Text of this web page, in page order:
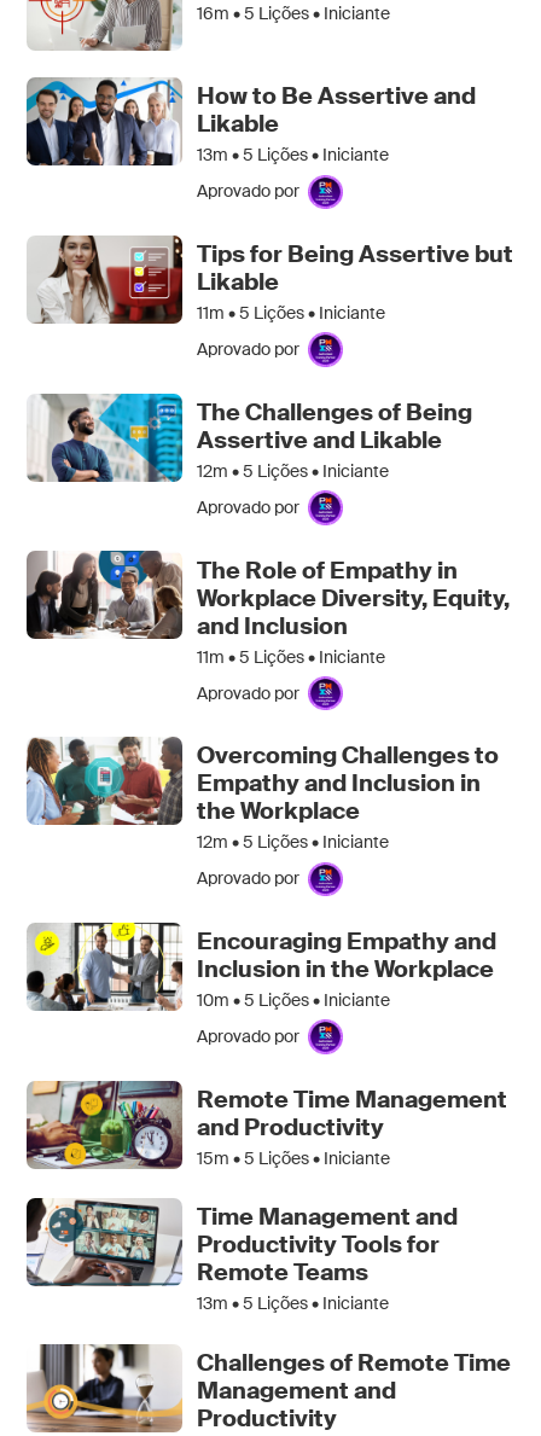
16m •5 Lições • Iniciante
How to Be Assertive and
Likable
13m •5 Lições • Iniciante
Aprovado por
Tips for Being Assertive but
Likable
11m •5 Lições • Iniciante
Aprovado por
The Challenges of Being
Assertive and Likable
12m •5 Lições • Iniciante
Aprovado por
The Role of Empathy in
Workplace Diversity, Equity,
and Inclusion
11m •5 Lições • Iniciante
Aprovado por
Overcoming Challenges to
Empathy and Inclusion in
the Workplace
12m •5 Lições • Iniciante
Aprovado por
Encouraging Empathy and
Inclusion in the Workplace
10m •5 Lições • Iniciante
Aprovado por
Remote Time Management
and Productivity
15m •5 Lições • Iniciante
Time Management and
Productivity Tools for
Remote Teams
13m •5 Lições • Iniciante
Challenges of Remote Time
Management and
Productivity